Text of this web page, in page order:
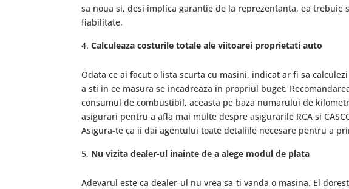
sa noua si, desi implica garantie de la reprezentanta, ea
fiabilitate.
Calculeaza costurile totale ale viitoarei proprietati auto
Odata ce ai facut o lista scurta cu masini, indicat ar fi sa
a sti in ce masura se incadreaza in propriul buget.
consumul de combustibil, aceasta pe baza numarului de
asigurari pentru a afla mai multe despre asigurarile RCA si
Asigura-te ca ii dai agentului toate detaliile necesare pentru a
Nu vizita dealer-ul inainte de a alege modul de plata
Adevarul este ca dealer-ul nu vrea sa-ti vanda o masina. El